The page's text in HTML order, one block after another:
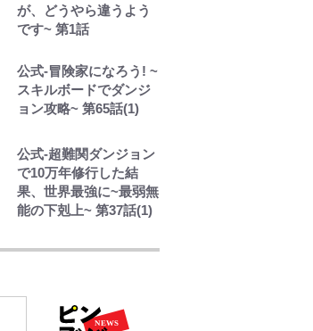
が、どうやら違うよう
です~ 第1話
公式-冒険家になろう! ~
スキルボードでダンジ
ョン攻略~ 第65話(1)
公式-超難関ダンジョン
で10万年修行した結
果、世界最強に~最弱無
能の下剋上~ 第37話(1)
増えすぎたギアを棚卸
ル」再構築でわかった
「本当に必要な7つの道